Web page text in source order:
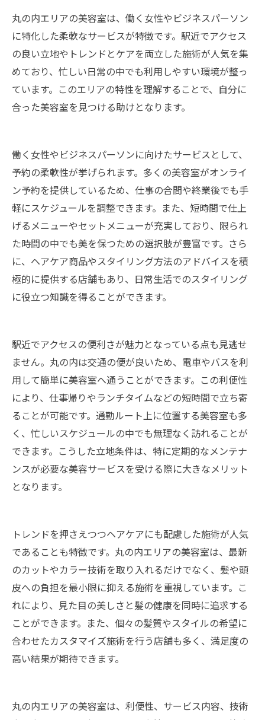
丸の内エリアの美容室は、働く女性やビジネスパーソン
に特化した柔軟なサービスが特徴です。駅近でアクセス
の良い立地やトレンドとケアを両立した施術が人気を集
めており、忙しい日常の中でも利用しやすい環境が整っ
ています。このエリアの特性を理解することで、自分に
合った美容室を見つける助けとなります。
働く女性やビジネスパーソンに向けたサービスとして、
予約の柔軟性が挙げられます。多くの美容室がオンライ
ン予約を提供しているため、仕事の合間や終業後でも手
軽にスケジュールを調整できます。また、短時間で仕上
げるメニューやセットメニューが充実しており、限られ
た時間の中でも美を保つための選択肢が豊富です。さら
に、ヘアケア商品やスタイリング方法のアドバイスを積
極的に提供する店舗もあり、日常生活でのスタイリング
に役立つ知識を得ることができます。
駅近でアクセスの便利さが魅力となっている点も見逃せ
ません。丸の内は交通の便が良いため、電車やバスを利
用して簡単に美容室へ通うことができます。この利便性
により、仕事帰りやランチタイムなどの短時間で立ち寄
ることが可能です。通勤ルート上に位置する美容室も多
く、忙しいスケジュールの中でも無理なく訪れることが
できます。こうした立地条件は、特に定期的なメンテナ
ンスが必要な美容サービスを受ける際に大きなメリット
となります。
トレンドを押さえつつヘアケアにも配慮した施術が人気
であることも特徴です。丸の内エリアの美容室は、最新
のカットやカラー技術を取り入れるだけでなく、髪や頭
皮への負担を最小限に抑える施術を重視しています。こ
れにより、見た目の美しさと髪の健康を同時に追求する
ことができます。また、個々の髪質やスタイルの希望に
合わせたカスタマイズ施術を行う店舗も多く、満足度の
高い結果が期待できます。
丸の内エリアの美容室は、利便性、サービス内容、技術